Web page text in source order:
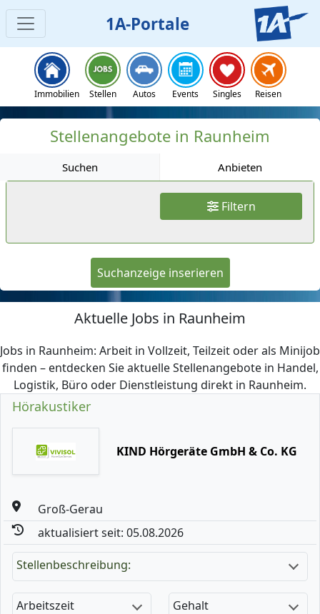
1A-Portale
Immobilien Stellen Autos Events Singles Reisen
Jobs
Stellenangebote in Raunheim
Suchen Anbieten
Filtern
Suchanzeige inserieren
Aktuelle Jobs in Raunheim
Jobs in Raunheim: Arbeit in Vollzeit, Teilzeit oder als Minijob
finden – entdecken Sie aktuelle Stellenangebote in Handel,
Logistik, Büro oder Dienstleistung direkt in Raunheim.
Hörakustiker
KIND Hörgeräte GmbH & Co. KG
Groß-Gerau
aktualisiert seit: 05.08.2026
Stellenbeschreibung:
Arbeitszeit Gehalt